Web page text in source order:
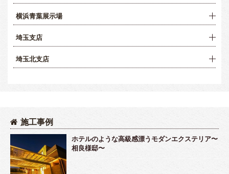
横浜青葉展示場
埼玉支店
埼玉北支店
施工事例
ホテルのような高級感漂うモダンエクステリア〜
相良様邸〜